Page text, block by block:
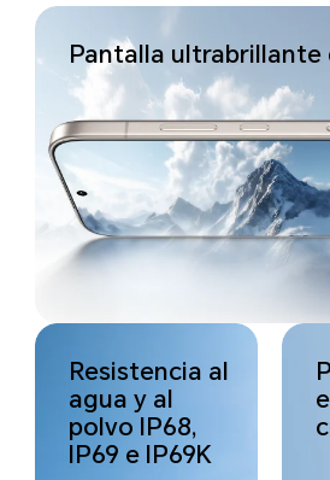
Pantalla ultrabrillante
Resistencia al
agua y al
polvo IP68,
IP69 e IP69K